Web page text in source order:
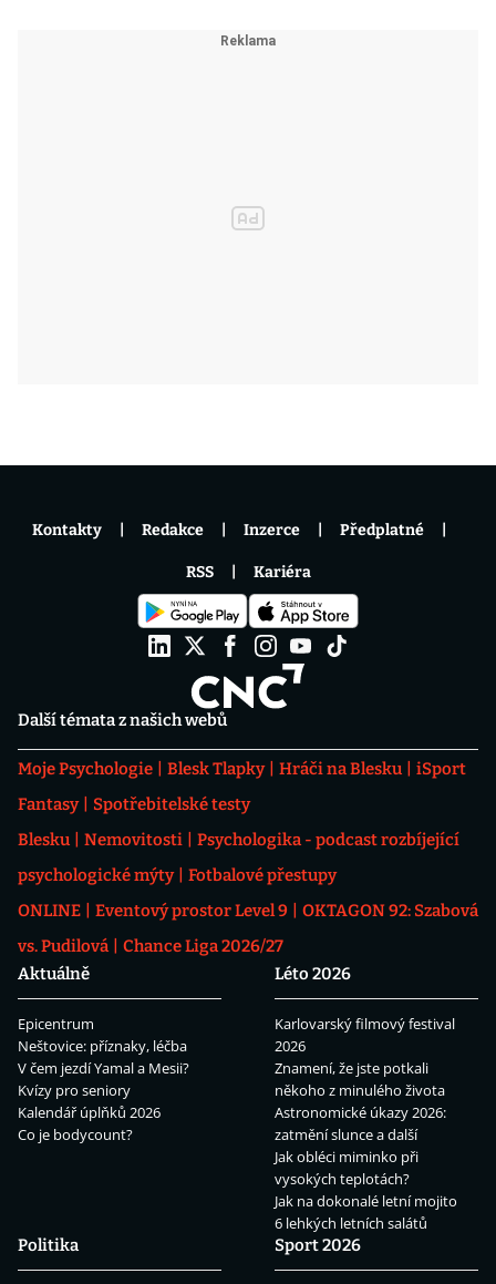
Další témata z našich webů
Moje Psychologie Blesk Tlapky Hráči na Blesku
iSport
Fantasy
Spotřebitelské testy
Blesku
Nemovitosti
Psychologika - podcast rozbíjející
psychologické mýty
Fotbalové přestupy
ONLINE
Eventový prostor Level 9
OKTAGON 92: Szabová
vs. Pudilová
Chance Liga 2026/27
Aktuálně
Epicentrum
Neštovice: příznaky, léčba
V čem jezdí Yamal a Mesii?
Kvízy pro seniory
Kalendář úplňků 2026
Co je bodycount?
Léto 2026
Karlovarský filmový festival
2026
Znamení, že jste potkali
někoho z minulého života
Astronomické úkazy 2026:
zatmění slunce a další
Jak obléci miminko při
vysokých teplotách?
Jak na dokonalé letní mojito
6 lehkých letních salátů
Politika
Sport 2026
Kontakty Redakce Inzerce Předplatné
RSS Kariéra